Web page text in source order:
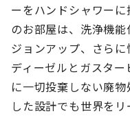
ーをハンドシャワー
のお部屋は、洗浄機
ジョンアップ、さらに
ディーゼルとガスタ
に一切投棄しない廃
した設計でも世界をリ